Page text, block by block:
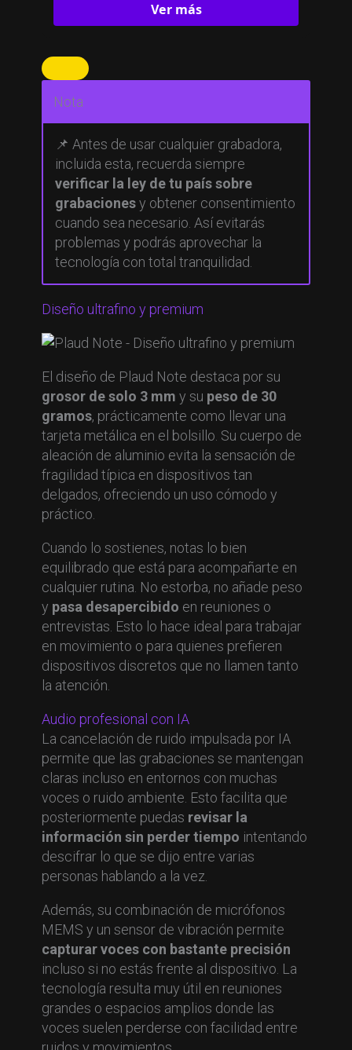
Ver más
Nota
📌 Antes de usar cualquier grabadora,
incluida esta, recuerda siempre
verificar la ley de tu país sobre
grabacionesy obtener consentimiento
cuando sea necesario. Así evitarás
problemas y podrás aprovechar la
tecnología con total tranquilidad.
Diseño ultrafino y premium
El diseño de Plaud Note destaca por su
grosor de solo 3 mm y su peso de 30
gramos, prácticamente como llevar una
tarjeta metálica en el bolsillo. Su cuerpo de
aleación de aluminio evita la sensación de
fragilidad típica en dispositivos tan
delgados, ofreciendo un uso cómodo y
práctico.
Cuando lo sostienes, notas lo bien
equilibrado que está para acompañarte en
cualquier rutina. No estorba, no añade peso
y pasa desapercibido en reuniones o
entrevistas. Esto lo hace ideal para trabajar
en movimiento o para quienes prefieren
dispositivos discretos que no llamen tanto
la atención.
Audio profesional con IA
La cancelación de ruido impulsada por IA
permite que las grabaciones se mantengan
claras incluso en entornos con muchas
voces o ruido ambiente. Esto facilita que
posteriormente puedas revisar la
información sin perder tiempo intentando
descifrar lo que se dijo entre varias
personas hablando a la vez.
Además, su combinación de micrófonos
MEMS y un sensor de vibración permite
capturar voces con bastante precisión
incluso si no estás frente al dispositivo. La
tecnología resulta muy útil en reuniones
grandes o espacios amplios donde las
voces suelen perderse con facilidad entre